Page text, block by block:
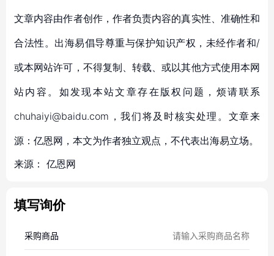
文章内容由作者创作，作者负责内容的真实性、准确性和
合法性。出海易倡导尊重与保护知识产权，未经作者和/
或本网站许可，不得复制、转载、或以其他方式使用本网
站内容。如发现本站文章存在版权问题，烦请联系
chuhaiyi@baidu.com，我们将及时核实处理。文章来
源：亿恩网，本文为作者独立观点，不代表出海易立场。
来源： 亿恩网
填写询价